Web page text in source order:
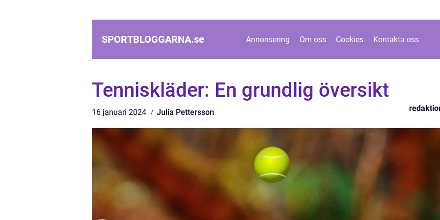
SPORTBLOGGARNA.se Annonsering Om oss Cookies Kontakta oss
Tenniskläder: En grundlig översikt
16 januari 2024 Julia Pettersson